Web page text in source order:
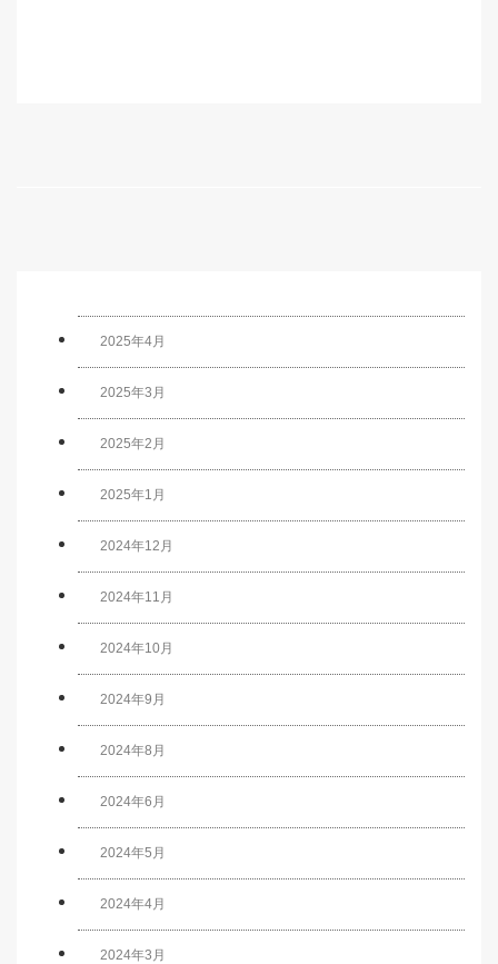
2025年4月
2025年3月
2025年2月
2025年1月
2024年12月
2024年11月
2024年10月
2024年9月
2024年8月
2024年6月
2024年5月
2024年4月
2024年3月